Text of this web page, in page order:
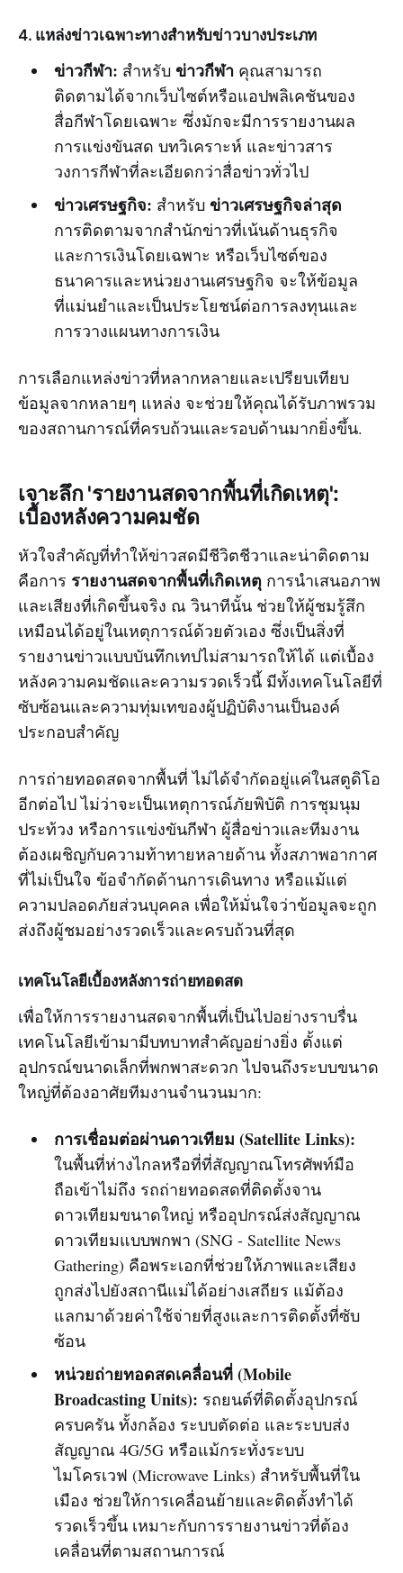
4. แหล่งข่าวเฉพาะทางสำหรับข่าวบางประเภท
ข่าวกีฬา: สำหรับ ข่าวกีฬาคุณสามารถ
ติดตามได้จากเว็บไซต์หรือแอปพลิเคชันของ
สื่อกีฬาโดยเฉพาะ ซึ่งมักจะมีการรายงานผล
การแข่งขันสด บทวิเคราะห์ และข่าวสาร
วงการกีฬาที่ละเอียดกว่าสื่อข่าวทั่วไป
ข่าวเศรษฐกิจ: สำหรับ ข่าวเศรษฐกิจล่าสุด
การติดตามจากสำนักข่าวที่เน้นด้านธุรกิจ
และการเงินโดยเฉพาะ หรือเว็บไซต์ของ
ธนาคารและหน่วยงานเศรษฐกิจ จะให้ข้อมูล
ที่แม่นยำและเป็นประโยชน์ต่อการลงทุนและ
การวางแผนทางการเงิน
การเลือกแหล่งข่าวที่หลากหลายและเปรียบเทียบ
ข้อมูลจากหลายๆ แหล่ง จะช่วยให้คุณได้รับภาพรวม
ของสถานการณ์ที่ครบถ้วนและรอบด้านมากยิ่งขึ้น.
เจาะลึก 'รายงานสดจากพื้นที่เกิดเหตุ':
เบื้องหลังความคมชัด
หัวใจสำคัญที่ทำให้ข่าวสดมีชีวิตชีวาและน่าติดตาม
คือการ รายงานสดจากพื้นที่เกิดเหตุ การนำเสนอภาพ
และเสียงที่เกิดขึ้นจริง ณ วินาทีนั้น ช่วยให้ผู้ชมรู้สึก
เหมือนได้อยู่ในเหตุการณ์ด้วยตัวเอง ซึ่งเป็นสิ่งที่
รายงานข่าวแบบบันทึกเทปไม่สามารถให้ได้ แต่เบื้อง
หลังความคมชัดและความรวดเร็วนี้ มีทั้งเทคโนโลยีที่
ซับซ้อนและความทุ่มเทของผู้ปฏิบัติงานเป็นองค์
ประกอบสำคัญ
การถ่ายทอดสดจากพื้นที่ ไม่ได้จำกัดอยู่แค่ในสตูดิโอ
อีกต่อไป ไม่ว่าจะเป็นเหตุการณ์ภัยพิบัติ การชุมนุม
ประท้วง หรือการแข่งขันกีฬา ผู้สื่อข่าวและทีมงาน
ต้องเผชิญกับความท้าทายหลายด้าน ทั้งสภาพอากาศ
ที่ไม่เป็นใจ ข้อจำกัดด้านการเดินทาง หรือแม้แต่
ความปลอดภัยส่วนบุคคล เพื่อให้มั่นใจว่าข้อมูลจะถูก
ส่งถึงผู้ชมอย่างรวดเร็วและครบถ้วนที่สุด
เทคโนโลยีเบื้องหลังการถ่ายทอดสด
เพื่อให้การรายงานสดจากพื้นที่เป็นไปอย่างราบรื่น
เทคโนโลยีเข้ามามีบทบาทสำคัญอย่างยิ่ง ตั้งแต่
อุปกรณ์ขนาดเล็กที่พกพาสะดวก ไปจนถึงระบบขนาด
ใหญ่ที่ต้องอาศัยทีมงานจำนวนมาก:
การเชื่อมต่อผ่านดาวเทียม (Satellite Links):
ในพื้นที่ห่างไกลหรือที่ที่สัญญาณโทรศัพท์มือ
ถือเข้าไม่ถึง รถถ่ายทอดสดที่ติดตั้งจาน
ดาวเทียมขนาดใหญ่ หรืออุปกรณ์ส่งสัญญาณ
ดาวเทียมแบบพกพา (SNG - Satellite News
Gathering) คือพระเอกที่ช่วยให้ภาพและเสียง
ถูกส่งไปยังสถานีแม่ได้อย่างเสถียร แม้ต้อง
แลกมาด้วยค่าใช้จ่ายที่สูงและการติดตั้งที่ซับ
ซ้อน
หน่วยถ่ายทอดสดเคลื่อนที่ (Mobile
Broadcasting Units): รถยนต์ที่ติดตั้งอุปกรณ์
ครบครัน ทั้งกล้อง ระบบตัดต่อ และระบบส่ง
สัญญาณ 4G/5G หรือแม้กระทั่งระบบ
ไมโครเวฟ (Microwave Links) สำหรับพื้นที่ใน
เมือง ช่วยให้การเคลื่อนย้ายและติดตั้งทำได้
รวดเร็วขึ้น เหมาะกับการรายงานข่าวที่ต้อง
เคลื่อนที่ตามสถานการณ์